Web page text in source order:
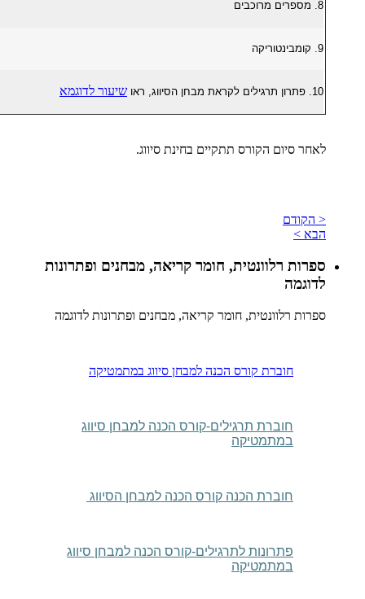
8. מספרים מרוכבים
9. קומבינטוריקה
10. פתרון תרגילים לקראת מבחן הסיווג, ראו שיעור לדוגמא
לאחר סיום הקורס תתקיים בחינת סיווג.
< הקודם
הבא >
ספרות רלוונטית, חומר קריאה, מבחנים ופתרונות
לדוגמה
ספרות רלוונטית, חומר קריאה, מבחנים ופתרונות לדוגמה
חוברת קורס הכנה למבחן סיווג במתמטיקה
חוברת תרגילים-קורס הכנה למבחן סיווג
במתמטיקה
חוברת הכנה קורס הכנה למבחן הסיווג
פתרונות לתרגילים-קורס הכנה למבחן סיווג
במתמטיקה